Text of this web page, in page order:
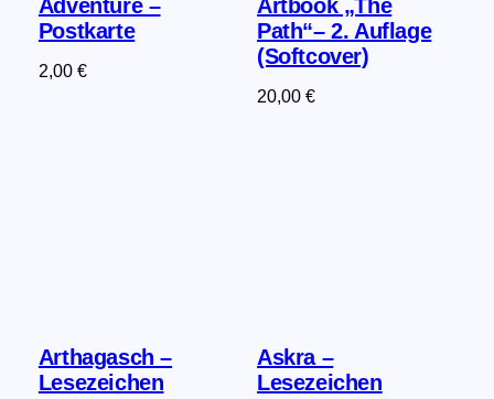
Adventure –
Postkarte
2,00 €
Artbook „The
Path“– 2. Auflage
(Softcover)
20,00€
Arthagasch –
Lesezeichen
Askra –
Lesezeichen